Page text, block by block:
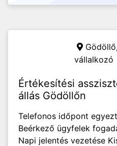
vállalkozó
Értékesítési
állás Gödöllőn
Telefonos időpont
Beérkező ügyfelek
Napi jelentés vezetése